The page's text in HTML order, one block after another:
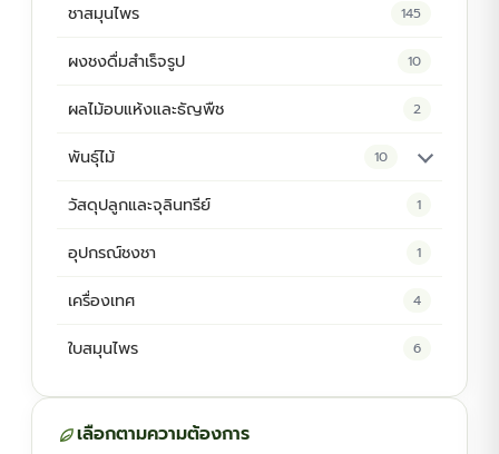
ชาสมุนไพร 145
ผงชงดื่มสำเร็จรูป 10
ผลไม้อบแห้งและธัญพืช 2
พันธุ์ไม้ 10
ต้นพันธุ์สมุนไพร 5
วัสดุปลูกและจุลินทรีย์ 1
อุปกรณ์ชงชา 1
เครื่องเทศ 4
ใบสมุนไพร 6
เลือกตามความต้องการ